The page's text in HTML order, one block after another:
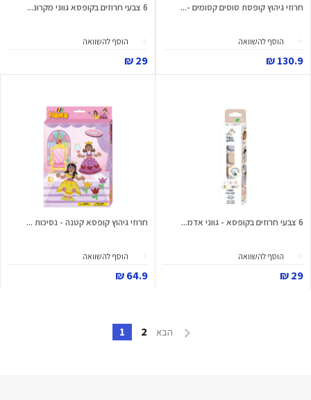
חרוזי גיהוץ קופסת סוסים קסומים -...
הוסף להשוואה
130.9 ₪
6 צבעי חרוזים בקופסא גווני מקרונ...
הוסף להשוואה
29 ₪
6 צבעי חרוזים בקופסא - גווני אדמ...
הוסף להשוואה
29 ₪
חרוזי גיהוץ קופסא קטנה - נסיכות ...
הוסף להשוואה
64.9 ₪
הבא 2
1